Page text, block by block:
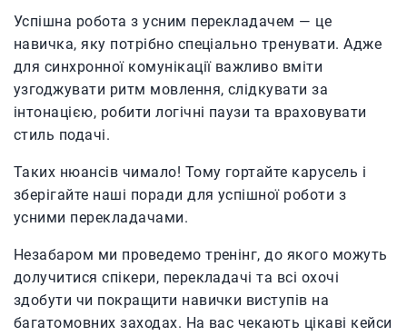
Успішна робота з усним перекладачем — це
навичка, яку потрібно спеціально тренувати. Адже
для синхронної комунікації важливо вміти
узгоджувати ритм мовлення, слідкувати за
інтонацією, робити логічні паузи та враховувати
стиль подачі.
Таких нюансів чимало! Тому гортайте карусель і
зберігайте наші поради для успішної роботи з
усними перекладачами.
Незабаром ми проведемо тренінг, до якого можуть
долучитися спікери, перекладачі та всі охочі
здобути чи покращити навички виступів на
багатомовних заходах. На вас чекають цікаві кейси